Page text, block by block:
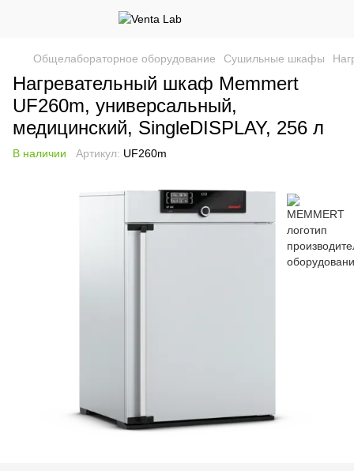
Общелабораторное оборудование Сушильные шкафы
Нагревательный шкаф Memmert
UF260m, универсальный,
медицинский, SingleDISPLAY, 256 л
В наличии Артикул: UF260m